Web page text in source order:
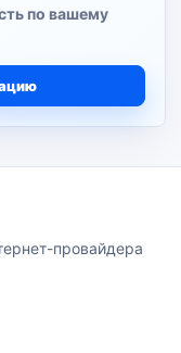
по вашему
провайдера